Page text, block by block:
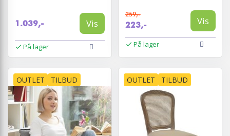
1.039,- Vis
På lager
259,-
223,- Vis
På lager
OUTLET TILBUD OUTLET TILBUD